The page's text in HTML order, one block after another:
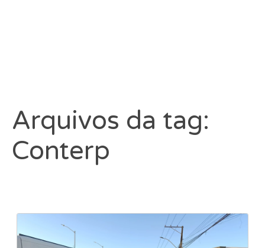
Arquivos da tag:
Conterp